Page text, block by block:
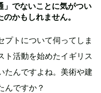
」でないことに気がつい
かもしれません。
トについて伺ってしま
ト活動を始めたイギリス
たんですよね。美術や建
んですか？